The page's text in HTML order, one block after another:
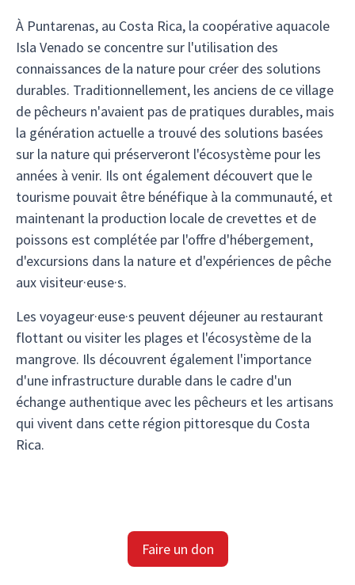
À Puntarenas, au Costa Rica, la coopérative aquacole
Isla Venado se concentre sur l'utilisation des
connaissances de la nature pour créer des solutions
durables. Traditionnellement, les anciens de ce village
de pêcheurs n'avaient pas de pratiques durables, mais
la génération actuelle a trouvé des solutions basées
sur la nature qui préserveront l'écosystème pour les
années à venir. Ils ont également découvert que le
tourisme pouvait être bénéfique à la communauté, et
maintenant la production locale de crevettes et de
poissons est complétée par l'offre d'hébergement,
d'excursions dans la nature et d'expériences de pêche
aux visiteur·euse·s.
Les voyageur·euse·s peuvent déjeuner au restaurant
flottant ou visiter les plages et l'écosystème de la
mangrove. Ils découvrent également l'importance
d'une infrastructure durable dans le cadre d'un
échange authentique avec les pêcheurs et les artisans
qui vivent dans cette région pittoresque du Costa
Rica.
Faire un don